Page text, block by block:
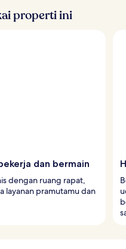
properti ini
dan bermain
dengan ruang rapat,
layanan pramutamu dan